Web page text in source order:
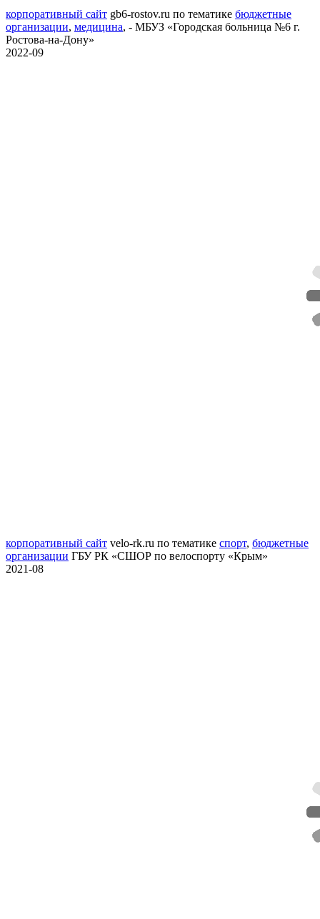
корпоративный сайт gb6-rostov.ru по тематике бюджетные
организации, медицина, - МБУЗ «Городская больница №6 г.
Ростова-на-Дону»
2022-09
корпоративный сайт velo-rk.ru по тематике спорт, бюджетные
организации ГБУ РК «СШОР по велоспорту «Крым»
2021-08